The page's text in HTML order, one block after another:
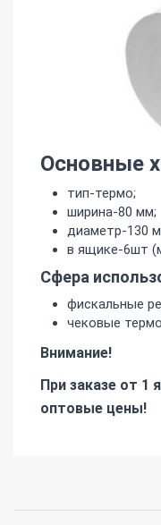
Основные
тип-термо;
ширина-80 мм;
диаметр-130
в ящике-6шт
Сфера
фискальные
чековые
Внимание!
При заказе от 1
оптовые цены!